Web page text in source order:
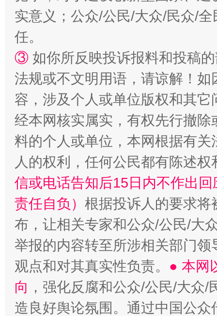
实意义；公众/公民/大众/民众/
任。
③ 如你所反映投诉报料和投稿
法规或不文明用语，请谅解！
容，涉及个人或单位版权和其它
经本网核实属实，有权先行撤
料的个人或单位，本网根据有
人的权利，任何公民都有陈述
信或电话告知后15日内不作出
责任自负） 根据投诉人的要求将
布，让相关专家和公众/公民/大
举报的内容转至所涉相关部门
观点和对其真实性负责。 ● 本网
向 ，强化反腐和公众/公民/大众
造良好舆论氛围。通过中国公